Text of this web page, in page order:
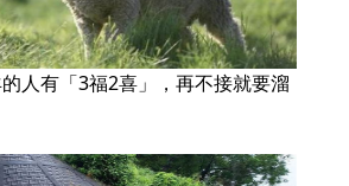
人有「3福2喜」，再不接就要溜